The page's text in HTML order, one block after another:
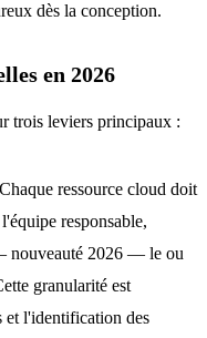
dès la conception.
en 2026
trois leviers principaux :
Chaque ressource cloud doit
responsable,
nouveauté 2026 — le ou
granularité est
et l'identification des